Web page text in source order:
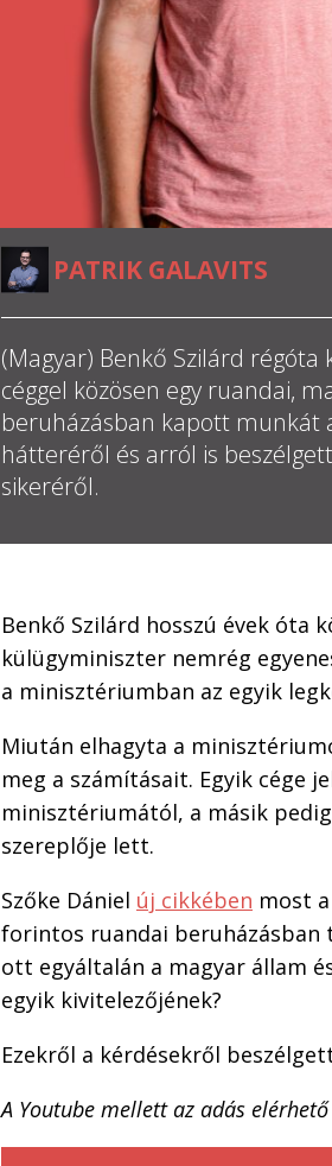
PATRIK GALAVITS
(Magyar) Benkő Szilárd
céggel közösen egy ruandai,
beruházásban kapott munkát
hátteréről és arról is
sikeréről.
Benkő Szilárd hosszú évek óta
külügyminiszter nemrég
a minisztériumban az egyik
Miután elhagyta a
meg a számításait. Egyik cége
minisztériumától, a másik
szereplője lett.
Szőke Dániel új cikkében most
forintos ruandai beruházásban
ott egyáltalán a magyar állam
egyik kivitelezőjének?
Ezekről a kérdésekről
A Youtube mellett az adás elérhető